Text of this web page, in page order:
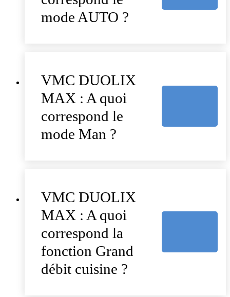
mode AUTO ?
VMC DUOLIX
MAX : A quoi
correspond le
mode Man ?
VMC DUOLIX
MAX : A quoi
correspond la
fonction Grand
débit cuisine ?